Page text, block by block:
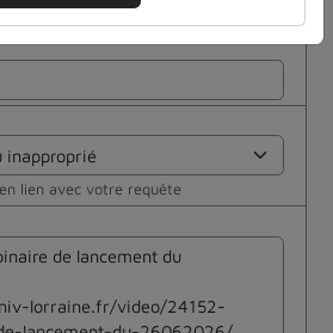
lien avec votre requête